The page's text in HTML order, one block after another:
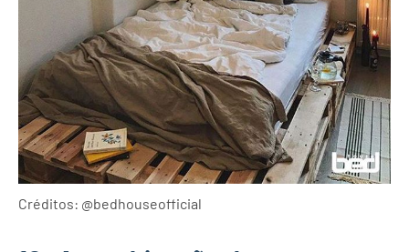
Créditos: @bedhouseofficial